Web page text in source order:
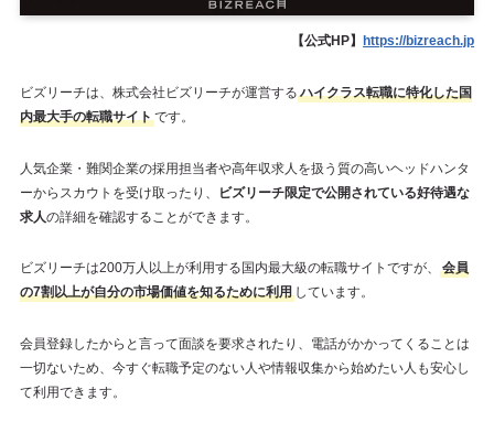
【公式HP】 https://bizreach.jp
ビズリーチは、株式会社ビズリーチが運営する ハイクラス転職に特化した国
内最大手の転職サイトです。
人気企業・難関企業の採用担当者や高年収求人を扱う質の高いヘッドハンタ
ーからスカウトを受け取ったり、
ビズリーチ限定で公開されている好待遇な
求人の詳細を確認することができます。
ビズリーチは200万人以上が利用する国内最大級の転職サイトですが、
会員
の7割以上が自分の市場価値を知るために利用しています。
会員登録したからと言って面談を要求されたり、電話がかかってくることは
一切ないため、今すぐ転職予定のない人や情報収集から始めたい人も安心し
て利用できます。